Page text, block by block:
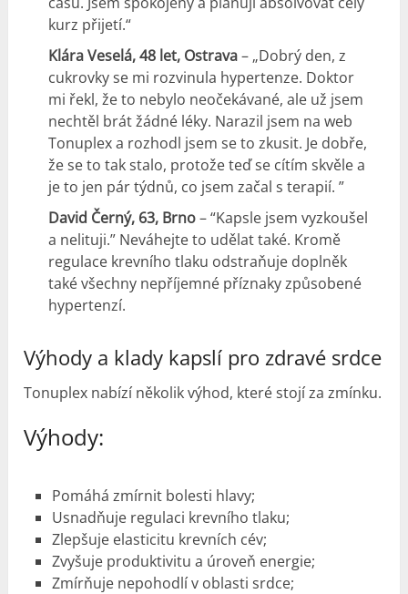
kurz přijetí.“
Klára Veselá, 48 let, Ostrava– „Dobrý den, z
cukrovky se mi rozvinula hypertenze. Doktor
mi řekl, že to nebylo neočekávané, ale už jsem
nechtěl brát žádné léky. Narazil jsem na web
Tonuplex a rozhodl jsem se to zkusit. Je dobře,
že se to tak stalo, protože teď se cítím skvěle a
je to jen pár týdnů, co jsem začal s terapií. ”
David Černý, 63, Brno– “Kapsle jsem vyzkoušel
a nelituji.” Neváhejte to udělat také. Kromě
regulace krevního tlaku odstraňuje doplněk
také všechny nepříjemné příznaky způsobené
hypertenzí.
Výhody a klady kapslí pro zdravé srdce
Tonuplex nabízí několik výhod, které stojí za zmínku.
Výhody:
Pomáhá zmírnit bolesti hlavy;
Usnadňuje regulaci krevního tlaku;
Zlepšuje elasticitu krevních cév;
Zvyšuje produktivitu a úroveň energie;
Zmírňuje nepohodlí v oblasti srdce;